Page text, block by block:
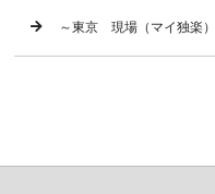
～東京 現場（マイ独楽